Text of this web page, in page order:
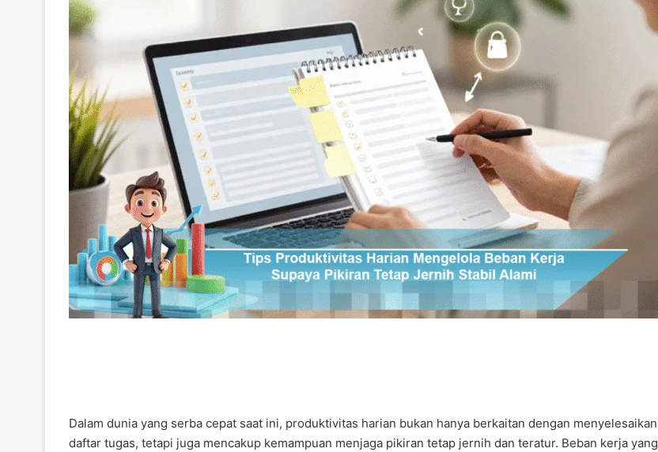
Dalam dunia yang serba cepat saat ini, produktivitas harian bukan hanya berkaitan dengan menyelesaikan
daftar tugas, tetapi juga mencakup kemampuan menjaga pikiran tetap jernih dan teratur. Beban kerja yang